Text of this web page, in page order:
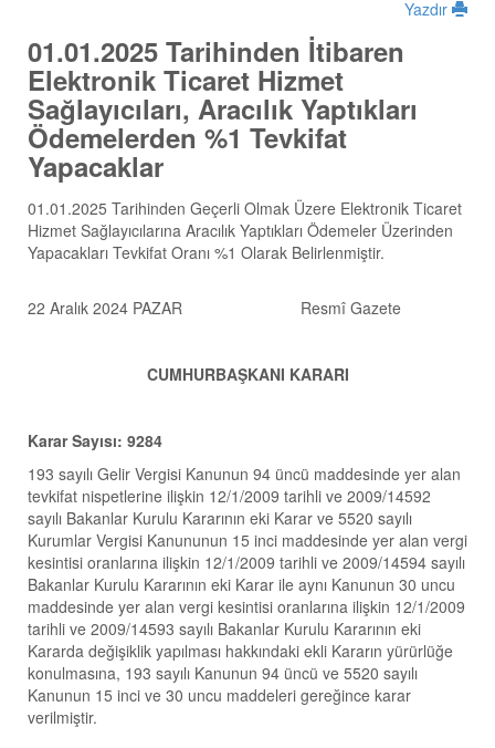
Yazdır
01.01.2025 Tarihinden İtibaren
Elektronik Ticaret Hizmet
Sağlayıcıları, Aracılık Yaptıkları
Ödemelerden %1 Tevkifat
Yapacaklar
01.01.2025 Tarihinden Geçerli Olmak Üzere Elektronik Ticaret
Hizmet Sağlayıcılarına Aracılık Yaptıkları Ödemeler Üzerinden
Yapacakları Tevkifat Oranı %1 Olarak Belirlenmiştir.
22 Aralık 2024 PAZAR Resmî Gazete
CUMHURBAŞKANI KARARI
Karar Sayısı: 9284
193 sayılı Gelir Vergisi Kanunun 94 üncü maddesinde yer alan
tevkifat nispetlerine ilişkin 12/1/2009 tarihli ve 2009/14592
sayılı Bakanlar Kurulu Kararının eki Karar ve 5520 sayılı
Kurumlar Vergisi Kanununun 15 inci maddesinde yer alan vergi
kesintisi oranlarına ilişkin 12/1/2009 tarihli ve 2009/14594 sayılı
Bakanlar Kurulu Kararının eki Karar ile aynı Kanunun 30 uncu
maddesinde yer alan vergi kesintisi oranlarına ilişkin 12/1/2009
tarihli ve 2009/14593 sayılı Bakanlar Kurulu Kararının eki
Kararda değişiklik yapılması hakkındaki ekli Kararın yürürlüğe
konulmasına, 193 sayılı Kanunun 94 üncü ve 5520 sayılı
Kanunun 15 inci ve 30 uncu maddeleri gereğince karar
verilmiştir.